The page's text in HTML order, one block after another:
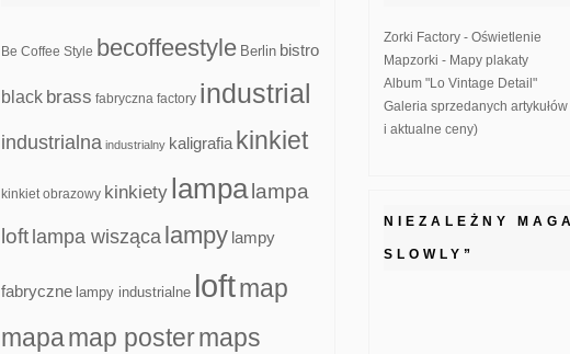
Be Coffee Style becoffeestyle Berlin bistro
black brass fabryczna factory industrial
industrialna industrialny kaligrafia kinkiet
kinkiet obrazowy kinkiety lampa lampa
loft lampa wisząca lampy lampy
fabryczne lampy industrialne loftmap
mapamap postermaps
Zorki Factory - Oświetlenie
Mapzorki - Mapy plakaty
Album "Lo Vintage Detail"
Galeria sprzedanych
i aktualne ceny)
NIEZALEŻNY
SLOWLY”